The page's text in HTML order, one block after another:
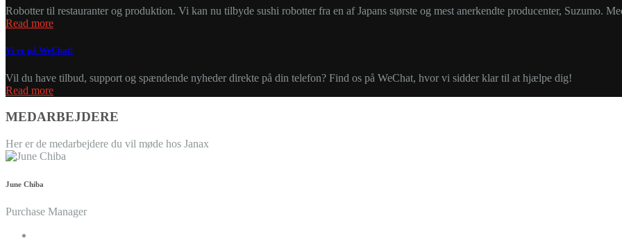
Robotter til restauranter og produktion. Vi kan nu tilbyde sushi robotter fra en af Japans største og mest anerkendte producenter, Suzumo.
Read more
Vi er på WeChat!
Vil du have tilbud, support og spændende nyheder direkte på din telefon? Find os på WeChat, hvor vi sidder klar til at hjælpe dig!
Read more
MEDARBEJDERE
Her er de medarbejdere du vil møde hos Janax
June Chiba
Purchase Manager